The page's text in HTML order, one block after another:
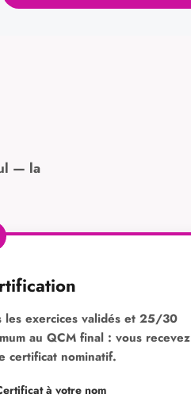
— la
les exercices validés et 25/30
au QCM final : vous recevez
certificat nominatif.
à votre nom